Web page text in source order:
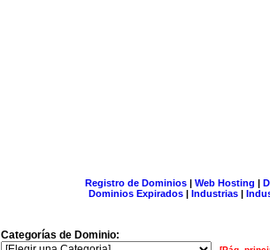
Registro de Dominios| Web Hosting |
Dominios Expirados | Industrias |
Categorías de Dominio: